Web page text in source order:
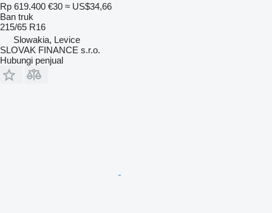
Rp 619.400 €30 ≈ US$34,66
Ban truk
215/65 R16
Slowakia, Levice
SLOVAK FINANCE s.r.o.
Hubungi penjual